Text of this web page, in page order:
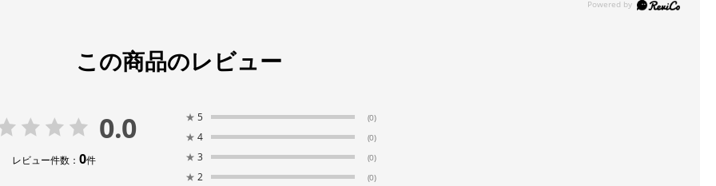
この商品のレビュー
0.0
レビュー件数： 0件
★ 5 (0)
★ 4 (0)
★ 3 (0)
★ 2 (0)